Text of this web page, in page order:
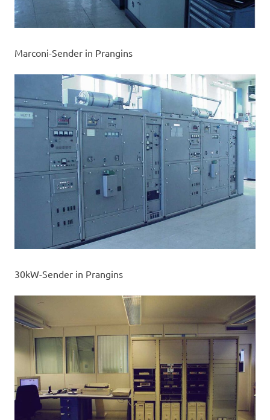
Marconi-Sender in Prangins
30kW-Sender in Prangins